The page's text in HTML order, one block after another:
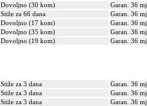
Dovoljno (30 kom) Garan. 36 mj.
Stiže za 66 dana Garan. 36 mj.
Dovoljno (17 kom) Garan. 36 mj.
Dovoljno (35 kom)
Garan. 36 mj.
Dovoljno (19 kom) Garan. 36 mj.
Stiže za 3 dana
Garan. 36 mj.
Stiže za 3 dana
Garan. 36 mj.
Stiže za 3 dana Garan. 36 mj.